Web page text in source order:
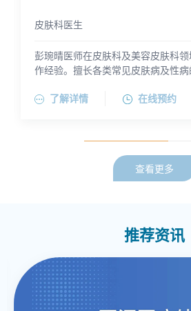
皮肤科医生
彭琬晴医师在皮肤科及美容皮肤科
作经验。擅长各类常见皮肤病及性
斑、痤疮、疤痕、红血丝等损容性皮
了解详情 在线预约
查看更多
推荐资讯